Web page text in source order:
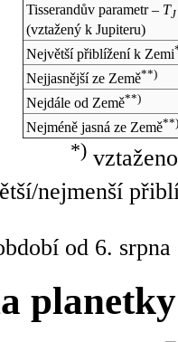
Tisserandův parametr – TJ
(vztažený k Jupiteru)
Největší přiblížení k Zemi
Nejjasnější ze Země**)
Nejdále od Země**)
Nejméně jasná ze Země**)
*)
nejmenší
od 6.